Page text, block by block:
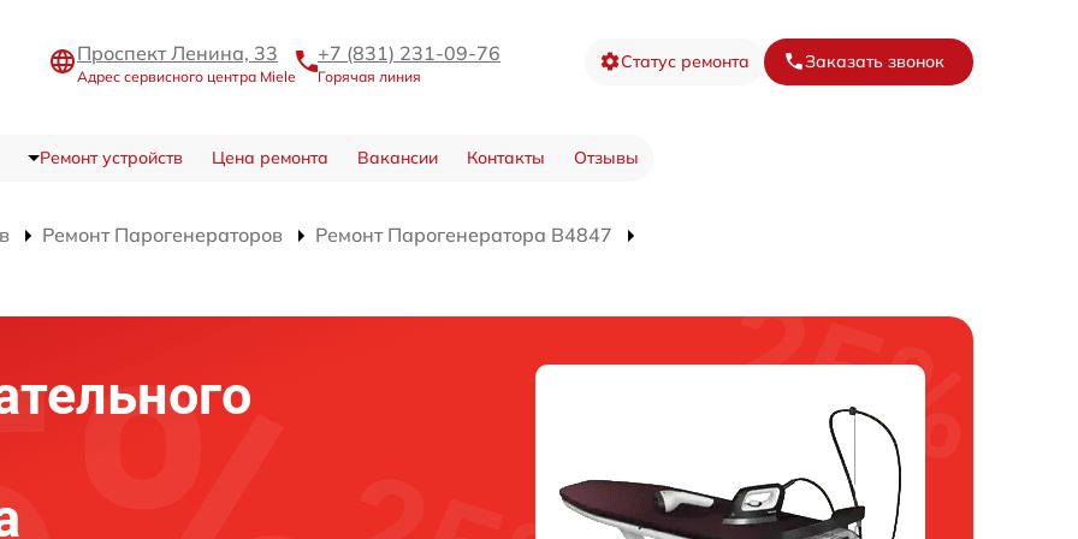
Проспект Ленина, 33
Адрес сервисного центра Miele
+7 (831) 231-09-76
Горячая линия
Статус ремонта Заказать звонок
Ремонт устройств Цена ремонта Вакансии Контакты Отзывы
Ремонт Парогенераторов Ремонт Парогенератора B4847